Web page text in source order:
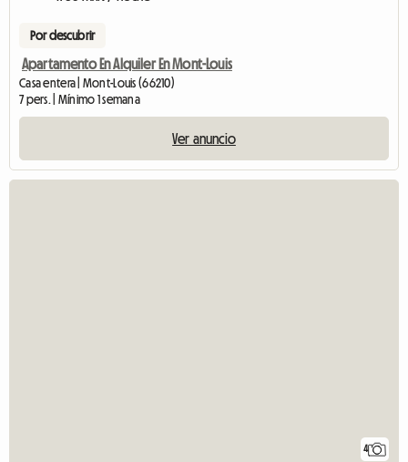
Por descubrir
Apartamento En Alquiler En Mont-Louis
Casa entera | Mont-Louis (66210)
7 pers. | Mínimo 1 semana
Ver anuncio
4